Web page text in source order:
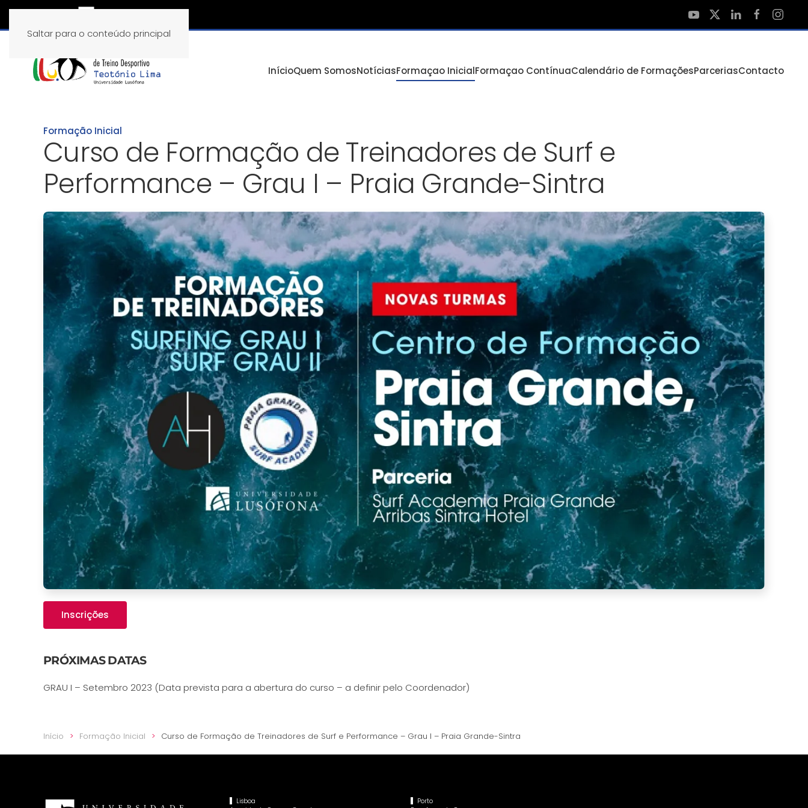
Saltar para o conteúdo principal
InícioQuem SomosNotíciasFormaçao InicialFormaçao ContínuaCalendário de FormaçõesParceriasContacto
Formação Inicial
Curso de Formação de Treinadores de Surf e
Performance – Grau I – Praia Grande-Sintra
Inscrições
PRÓXIMAS DATAS
GRAU I – Setembro 2023 (Data prevista para a abertura do curso – a definir pelo Coordenador)
Início Formação Inicial Curso de Formação de Treinadores de Surf e Performance – Grau I – Praia Grande-Sintra
Lisboa Porto